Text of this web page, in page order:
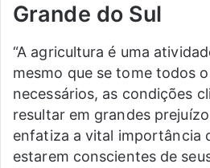
Grande do Sul
“A agricultura é uma
mesmo que se tome todos
necessários, as condições
resultar em grandes
enfatiza a vital importância
estarem conscientes de